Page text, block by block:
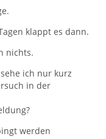
klappt es dann.
nichts.
ich nur kurz
in der
werden